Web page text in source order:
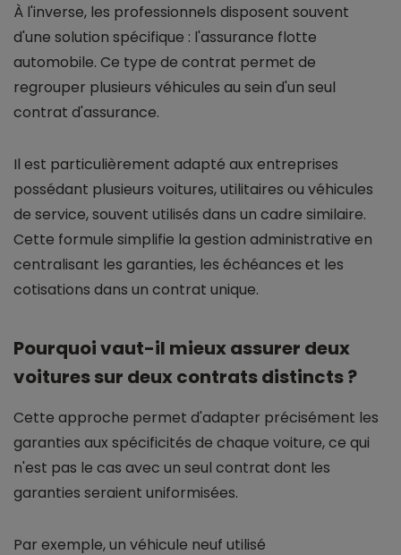
À l'inverse, les professionnels disposent souvent
d'une solution spécifique : l'assurance flotte
automobile. Ce type de contrat permet de
regrouper plusieurs véhicules au sein d'un seul
contrat d'assurance.
Il est particulièrement adapté aux entreprises
possédant plusieurs voitures, utilitaires ou véhicules
de service, souvent utilisés dans un cadre similaire.
Cette formule simplifie la gestion administrative en
centralisant les garanties, les échéances et les
cotisations dans un contrat unique.
Pourquoi vaut-il mieux assurer deux
voitures sur deux contrats distincts ?
Cette approche permet d'adapter précisément les
garanties aux spécificités de chaque voiture, ce qui
n'est pas le cas avec un seul contrat dont les
garanties seraient uniformisées.
Par exemple, un véhicule neuf utilisé